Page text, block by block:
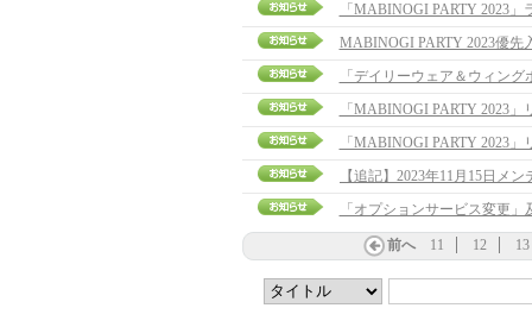
「MABINOGI PARTY 2023
MABINOGI PARTY 2023優
「デイリーウェア＆ウィン
「MABINOGI PARTY 2023
「MABINOGI PARTY 2023
「オプションサービス変更
前へ 11 12 13